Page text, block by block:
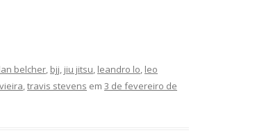
belcher, bjj, jiu jitsu, leandro lo, leo
,travis stevens em 3 de fevereiro de